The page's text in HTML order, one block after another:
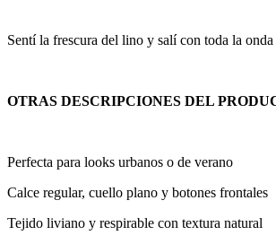
Sentí la frescura del lino y salí con toda la
OTRAS DESCRIPCIONES DEL
Perfecta para looks urbanos o de verano
Calce regular, cuello plano y botones frontales
Tejido liviano y respirable con textura natural